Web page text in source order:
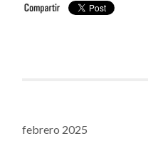
febrero 2025